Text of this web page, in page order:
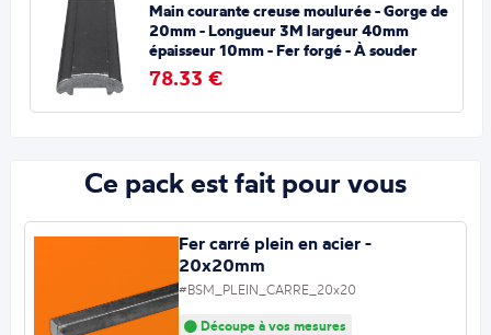
Main courante creuse moulurée - Gorge de
20mm - Longueur 3M largeur 40mm
épaisseur 10mm - Fer forgé - À souder
78.33 €
Ce pack est fait pour vous
Fer carré plein en acier -
20x20mm
#BSM_PLEIN_CARRE_20x20
Découpe à vos mesures